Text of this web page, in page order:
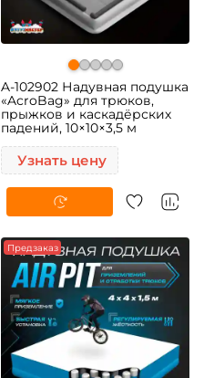
A-102902 Надувная подушка
«AcroBag» для трюков,
прыжков и каскадёрских
падений, 10×10×3,5 м
Узнать цену
Предзаказ